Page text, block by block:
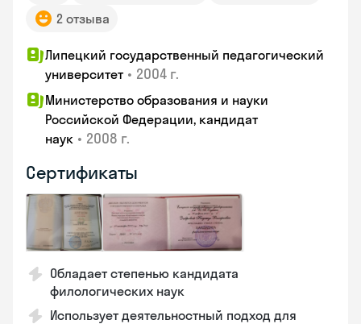
2 отзыва
Липецкий государственный педагогический
университет • 2004 г.
Министерство образования и науки
Российской Федерации, кандидат
наук • 2008 г.
Сертификаты
Обладает степенью кандидата
филологических наук
Использует деятельностный подход для